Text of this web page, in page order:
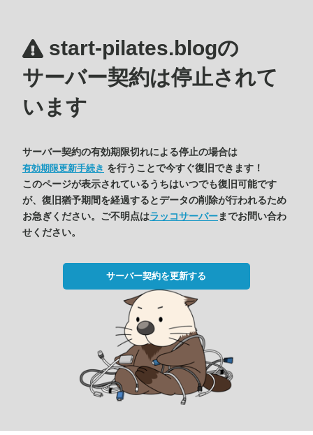
start-pilates.blogの
サーバー契約は停止されて
います
サーバー契約の有効期限切れによる停止の場合は
有効期限更新手続き を行うことで今すぐ復旧できます！
このページが表示されているうちはいつでも復旧可能です
が、復旧猶予期間を経過するとデータの削除が行われるため
お急ぎください。ご不明点はラッコサーバーまでお問い合わ
せください。
サーバー契約を更新する